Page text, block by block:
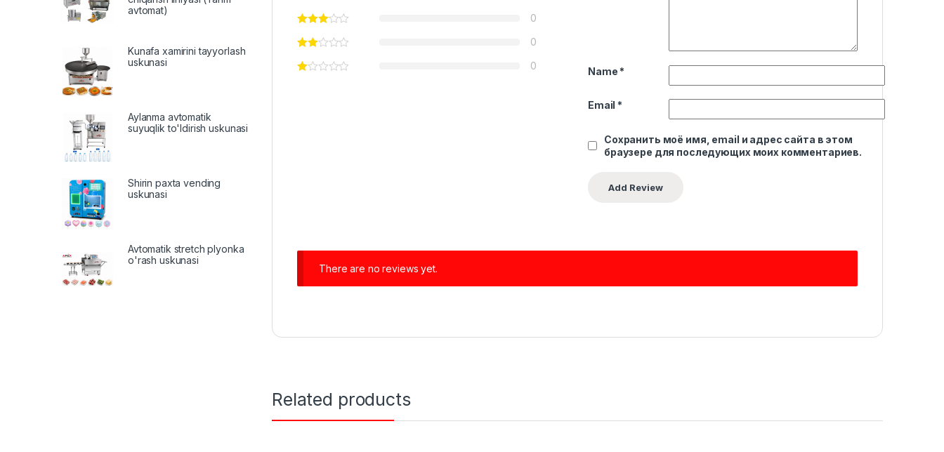
0
0
0
Name *
Email *
Сохранить моё имя, email и адрес сайта в этом
браузере для последующих моих комментариев.
There are no reviews yet.
Related products
avtomat)
Kunafa xamirini tayyorlash
uskunasi
Aylanma avtomatik
suyuqlik to'ldirish uskunasi
Shirin paxta vending
uskunasi
Avtomatik stretch plyonka
o'rash uskunasi